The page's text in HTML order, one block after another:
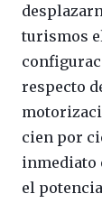
turismos
respecto
cien por
inmediato
el